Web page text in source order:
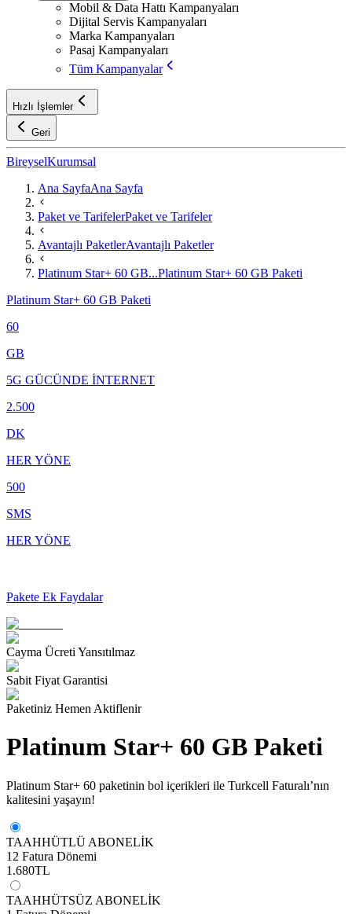
Mobil & Data Hattı Kampanyaları
Dijital Servis Kampanyaları
Marka Kampanyaları
Pasaj Kampanyaları
Tüm Kampanyalar
Hızlı İşlemler
Geri
BireyselKurumsal
Ana SayfaAna Sayfa
Paket ve TarifelerPaket ve Tarifeler
Avantajlı PaketlerAvantajlı Paketler
Platinum Star+ 60 GB...Platinum Star+ 60 GB Paketi
Platinum Star+ 60 GB Paketi
60
GB
5G GÜCÜNDE İNTERNET
2.500
DK
HER YÖNE
500
SMS
HER YÖNE
Pakete Ek Faydalar
Cayma Ücreti Yansıtılmaz
Sabit Fiyat Garantisi
Paketiniz Hemen Aktiflenir
Platinum Star+ 60 GB Paketi
Platinum Star+ 60 paketinin bol içerikleri ile Turkcell Faturalı’nın
kalitesini yaşayın!
TAAHHÜTLÜ ABONELİK
12 Fatura Dönemi
1.680TL
TAAHHÜTSÜZ ABONELİK